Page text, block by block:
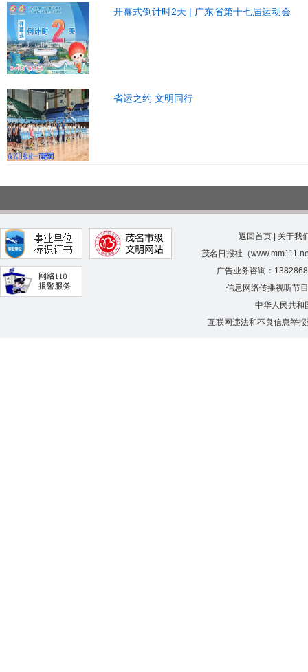
开幕式倒计时2天 | 广东省第十七届运动会
省运之约 文明同行
返回首页
关于我
茂名日报社（
广告业务咨询：
信息网络传播视听节
中华人民共和
互联网违法和不良信息举